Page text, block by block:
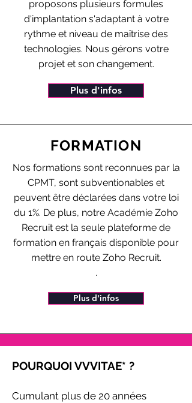
proposons plusieurs formules
d'implantation s'adaptant à votre
rythme et niveau de maîtrise des
technologies. Nous gérons votre
projet et son changement.
Plus d'infos
FORMATION
Nos formations sont reconnues par la
CPMT, sont subventionables et
peuvent être déclarées dans votre loi
du 1%. De plus, notre Académie Zoho
Recruit est la seule plateforme de
formation en français disponible pour
mettre en route Zoho Recruit.
.
Plus d'infos
POURQUOI VVVITAE* ?
Cumulant plus de 20 années